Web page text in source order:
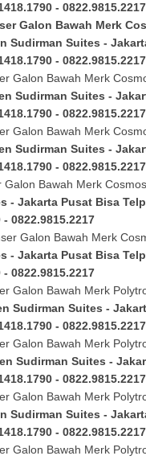
- 0822.9815.2217
Galon Bawah Merk
Sudirman Suites -
- 0822.9815.2217
Galon Bawah Merk
Sudirman Suites -
- 0822.9815.2217
Galon Bawah Merk
Sudirman Suites -
- 0822.9815.2217
Galon Bawah Merk Cosmos
- Jakarta Pusat Bisa
- 0822.9815.2217
Galon Bawah Merk
- Jakarta Pusat Bisa
- 0822.9815.2217
Galon Bawah Merk
Sudirman Suites -
- 0822.9815.2217
Galon Bawah Merk
Sudirman Suites -
- 0822.9815.2217
Galon Bawah Merk
Sudirman Suites -
- 0822.9815.2217
Galon Bawah Merk